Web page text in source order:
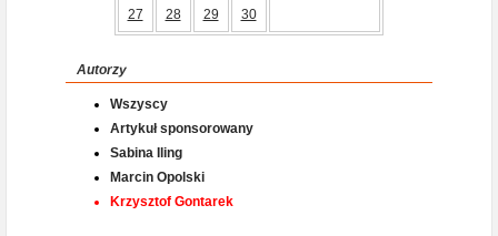
27 28 29 30
Autorzy
Wszyscy
Artykuł sponsorowany
Sabina Iling
Marcin Opolski
Krzysztof Gontarek